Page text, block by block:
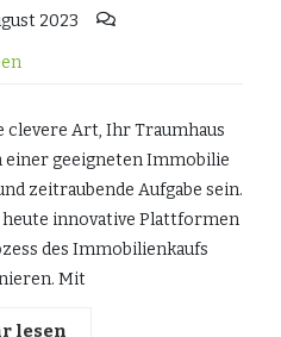
2023
Art, Ihr Traumhaus
einer geeigneten Immobilie
zeitraubende Aufgabe sein.
innovative Plattformen
des Immobilienkaufs
Mit
lesen